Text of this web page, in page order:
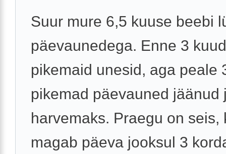
Suur mure 6,5 kuuse beebi
päevaunedega. Enne 3
pikemaid unesid, aga peale
pikemad päevauned jäänud
harvemaks. Praegu on seis,
magab päeva jooksul 3